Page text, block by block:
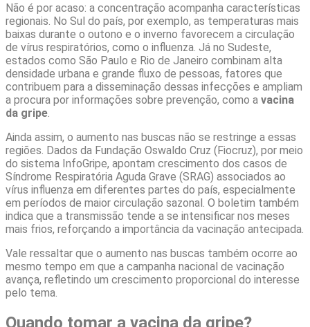
Não é por acaso: a concentração acompanha características
regionais. No Sul do país, por exemplo, as temperaturas mais
baixas durante o outono e o inverno favorecem a circulação
de vírus respiratórios, como o influenza. Já no Sudeste,
estados como São Paulo e Rio de Janeiro combinam alta
densidade urbana e grande fluxo de pessoas, fatores que
contribuem para a disseminação dessas infecções e ampliam
a procura por informações sobre prevenção, como a vacina
da gripe.
Ainda assim, o aumento nas buscas não se restringe a essas
regiões. Dados da Fundação Oswaldo Cruz (Fiocruz), por meio
do sistema InfoGripe, apontam crescimento dos casos de
Síndrome Respiratória Aguda Grave (SRAG) associados ao
vírus influenza em diferentes partes do país, especialmente
em períodos de maior circulação sazonal. O boletim também
indica que a transmissão tende a se intensificar nos meses
mais frios, reforçando a importância da vacinação antecipada.
Vale ressaltar que o aumento nas buscas também ocorre ao
mesmo tempo em que a campanha nacional de vacinação
avança, refletindo um crescimento proporcional do interesse
pelo tema.
Quando tomar a vacina da gripe?